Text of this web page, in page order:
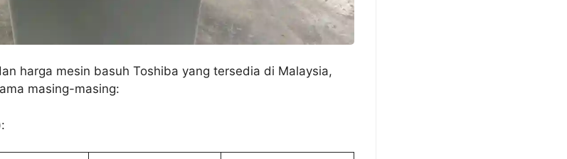
harga mesin basuh Toshiba yang tersedia di Malaysia,
masing-masing:​